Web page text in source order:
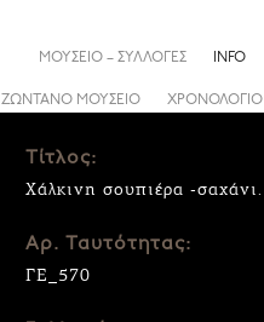
ΖΩΝΤΑΝΟ ΜΟΥΣΕΙΟ ΧΡΟΝΟΛΟΓΙΟ
ΜΟΥΣΕΙΟ – ΣΥΛΛΟΓΕΣ INFO
Τίτλος:
Χάλκινη σουπιέρα -σαχάνι.
Αρ. Ταυτότητας:
ΓΕ_570